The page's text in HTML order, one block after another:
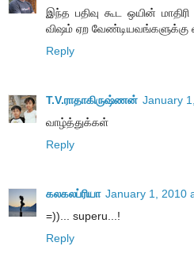
இந்த பதிவு கூட ஒயின்
விஷம் ஏற வேண்டியவங்களுக்கு
Reply
T.V.ராதாகிருஷ்ணன் January
வாழ்த்துக்கள்
Reply
கலகலப்ரியா January 1, 2010
=))... superu...!
Reply